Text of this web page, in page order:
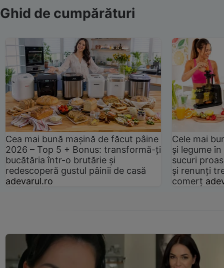
Ghid de cumpărături
Cea mai bună mașină de făcut pâine
2026 – Top 5 + Bonus: transformă-ți
bucătăria într-o brutărie și
redescoperă gustul pâinii de casă
adevarul.ro
Cele mai
și legume
sucuri
și renunți
comerț